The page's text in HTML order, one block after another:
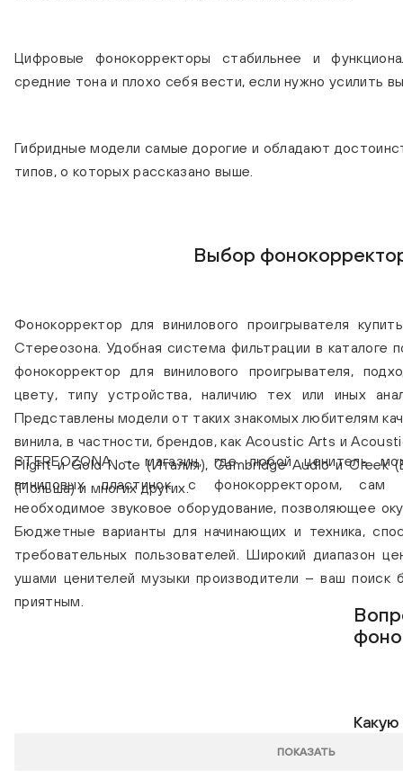
Цифровые фонокорректоры стабильнее и
средние тона и плохо себя вести, если нужно усилить
Гибридные модели самые дорогие и обладают
типов, о которых рассказано выше.
Выбор
Фонокорректор для винилового проигрывателя
Стереозона. Удобная система фильтрации в каталоге
фонокорректор для винилового проигрывателя,
цвету, типу устройства, наличию тех или иных
Представлены модели от таких знакомых любителям
винила, в частности, брендов, как Acoustic Arts и
Flight и Gold Note (Италия), Cambridge Audio и Creek
(Польша) и многих других.
STEREOZONA – магазин, где любой ценитель
виниловых пластинок с фонокорректором, сам
необходимое звуковое оборудование, позволяющее
Бюджетные варианты для начинающих и техника,
требовательных пользователей. Широкий диапазон
ушами ценителей музыки производители – ваш поиск
приятным.
ПОКАЗАТЬ